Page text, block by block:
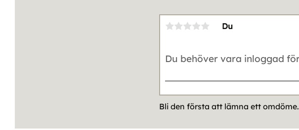
Du
Bli den första att lämna ett omdöme.